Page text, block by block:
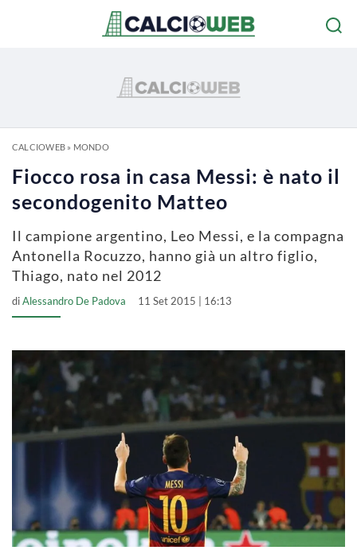
CALCIOWEB» MONDO
Fiocco rosa in casa Messi: è nato il
secondogenito Matteo
Il campione argentino, Leo Messi, e la compagna
Antonella Rocuzzo, hanno già un altro figlio,
Thiago, nato nel 2012
diAlessandro De Padova 11 Set 2015 | 16:13